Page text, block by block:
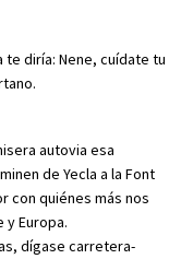
te diría: Nene, cuídate tu
autovia esa
de Yecla a la Font
con quiénes más nos
y Europa.
dígase carretera-